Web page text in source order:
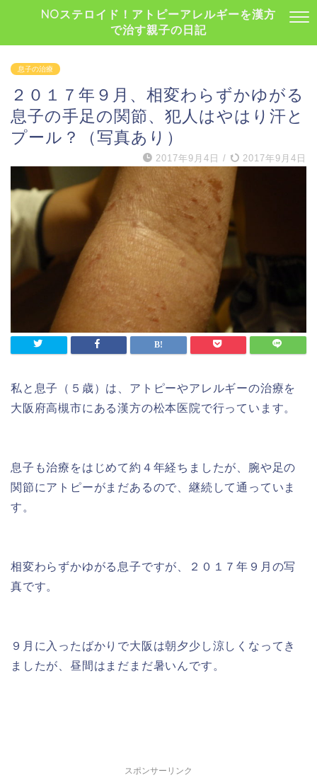
NOステロイド！アトピーアレルギーを漢方
で治す親子の日記
息子の治療
２０１７年９月、相変わらずかゆがる
息子の手足の関節、犯人はやはり汗と
プール？（写真あり）
2017年9月4日 / 2017年9月4日
私と息子（５歳）は、アトピーやアレルギーの治療を
大阪府高槻市にある漢方の松本医院で行っています。
息子も治療をはじめて約４年経ちましたが、腕や足の
関節にアトピーがまだあるので、継続して通っていま
す。
相変わらずかゆがる息子ですが、２０１７年９月の写
真です。
９月に入ったばかりで大阪は朝夕少し涼しくなってき
ましたが、昼間はまだまだ暑いんです。
スポンサーリンク